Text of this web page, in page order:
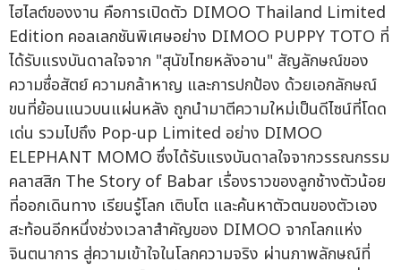
ไฮไลต์ของงาน คือการเปิดตัว DIMOO Thailand Limited
Edition คอลเลกชันพิเศษอย่าง DIMOO PUPPY TOTO ที่
ได้รับแรงบันดาลใจจาก "สุนัขไทยหลังอาน" สัญลักษณ์ของ
ความซื่อสัตย์ ความกล้าหาญ และการปกป้อง ด้วยเอกลักษณ์
ขนที่ย้อนแนวบนแผ่นหลัง ถูกนำมาตีความใหม่เป็นดีไซน์ที่โดด
เด่น รวมไปถึง Pop-up Limited อย่าง DIMOO
ELEPHANT MOMO ซึ่งได้รับแรงบันดาลใจจากวรรณกรรม
คลาสสิก The Story of Babar เรื่องราวของลูกช้างตัวน้อย
ที่ออกเดินทาง เรียนรู้โลก เติบโต และค้นหาตัวตนของตัวเอง
สะท้อนอีกหนึ่งช่วงเวลาสำคัญของ DIMOO จากโลกแห่ง
จินตนาการ สู่ความเข้าใจในโลกความจริง ผ่านภาพลักษณ์ที่